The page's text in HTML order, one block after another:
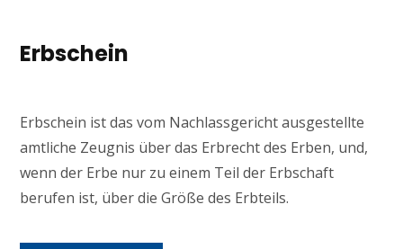
Erbschein
Erbschein ist das vom Nachlassgericht ausgestellte
amtliche Zeugnis über das Erbrecht des Erben, und,
wenn der Erbe nur zu einem Teil der Erbschaft
berufen ist, über die Größe des Erbteils.